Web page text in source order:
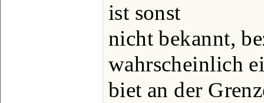
ist sonst
nicht bekannt,
wahrscheinlich
biet an der